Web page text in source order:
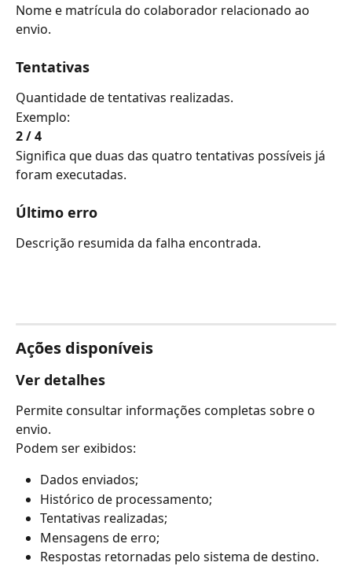
Nome e matrícula do colaborador relacionado ao
envio.
Tentativas
Quantidade de tentativas realizadas.
Exemplo:
2 / 4
Significa que duas das quatro tentativas possíveis já
foram executadas.
Último erro
Descrição resumida da falha encontrada.
Ações disponíveis
Ver detalhes
Permite consultar informações completas sobre o
envio.
Podem ser exibidos:
Dados enviados;
Histórico de processamento;
Tentativas realizadas;
Mensagens de erro;
Respostas retornadas pelo sistema de destino.